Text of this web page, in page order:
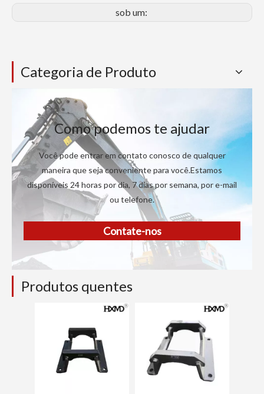
sob um:
Categoria de Produto
Como podemos te ajudar
Você pode entrar em contato conosco de qualquer
maneira que seja conveniente para você.Estamos
disponíveis 24 horas por dia, 7 dias por semana, por e-mail
ou telefone.
Contate-nos
Produtos quentes